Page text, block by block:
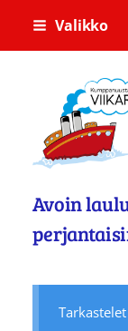
Siirry
Valikko
Avoin